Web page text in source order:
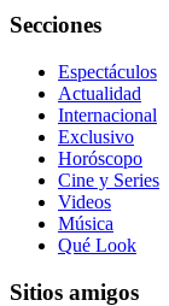
Secciones
Espectáculos
Actualidad
Internacional
Exclusivo
Horóscopo
Cine y Series
Videos
Música
Qué Look
Sitios amigos